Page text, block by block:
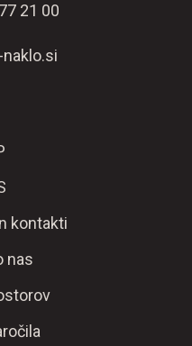
21 00
kontakti
nas